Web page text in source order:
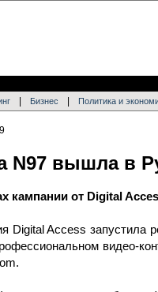
Бизнес Политика и
N97 вышла в
кампании от Digital
Digital Access запустила
видео-